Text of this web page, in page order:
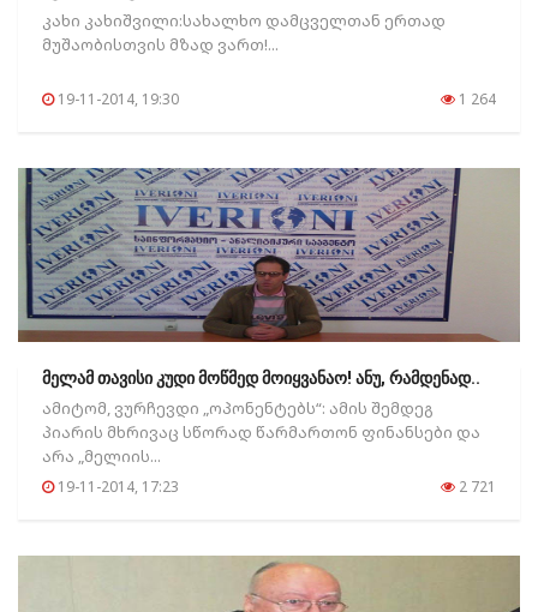
კახი კახიშვილი:სახალხო დამცველთან ერთად
მუშაობისთვის მზად ვართ!...
19-11-2014, 19:30 1 264
მელამ თავისი კუდი მოწმედ მოიყვანაო! ანუ, რამდენად..
ამიტომ, ვურჩევდი „ოპონენტებს“: ამის შემდეგ
პიარის მხრივაც სწორად წარმართონ ფინანსები და
არა „მელიის...
19-11-2014, 17:23 2 721